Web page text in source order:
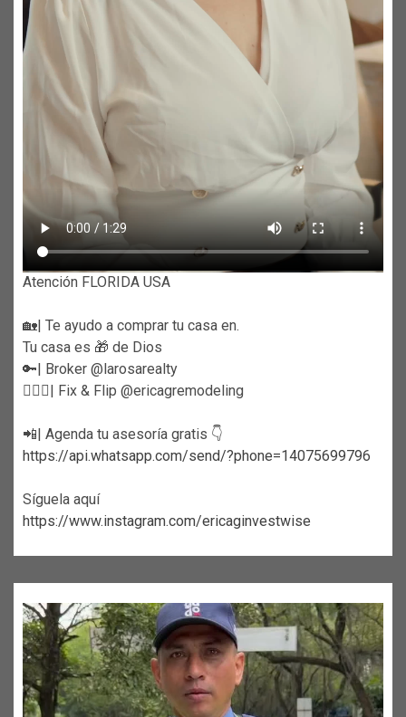
Atención FLORIDA USA
🏡| Te ayudo a comprar tu casa en.
Tu casa es 🎁 de Dios
🔑| Broker @larosarealty
👷🏼‍♀️| Fix & Flip @ericagremodeling
📲| Agenda tu asesoría gratis 👇
https://api.whatsapp.com/send/?phone=14075699796
Síguela aquí
https://www.instagram.com/ericaginvestwise